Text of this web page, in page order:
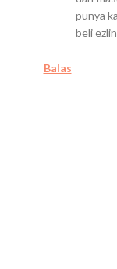
punya
beli
Balas